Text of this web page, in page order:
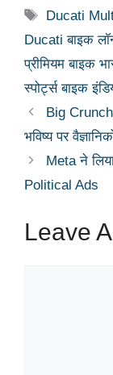
Tags
Ducati
Ducati बाइक
प्रीमियम बाइक
स्पोर्ट्स बाइक
Big
भविष्य पर
Meta ने
Political Ads
Leave